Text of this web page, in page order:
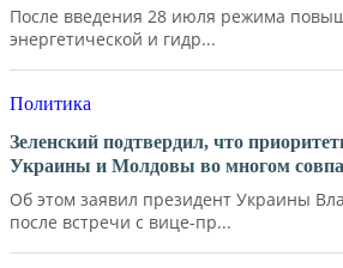
После введения 28 июля режима
энергетической и гидр...
Политика
Зеленский подтвердил, что
Украины и Молдовы во многом
Об этом заявил президент Украины
после встречи с вице-пр...